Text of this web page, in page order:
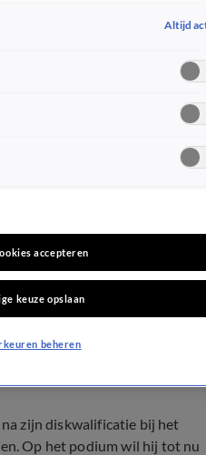
Klein op
zijn diskwalificatie bij het
Op het podium wil hij tot nu
Altijd
accepteren
keuze opslaan
beheren